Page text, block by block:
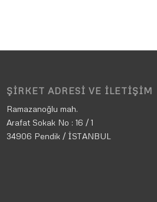
ŞIRKET ADRESI VE İLETIŞIM
Ramazanoğlu mah.
Arafat Sokak No : 16 / 1
34906 Pendik / İSTANBUL